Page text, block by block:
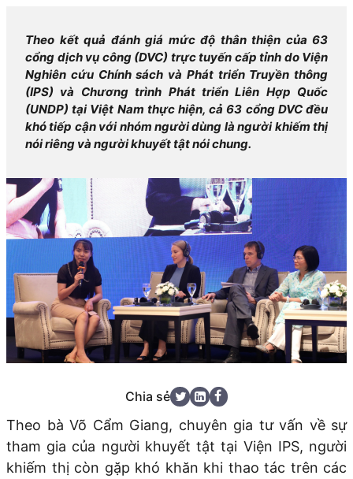
Theo kết quả đánh giá mức độ thân thiện của 63
cổng dịch vụ công (DVC) trực tuyến cấp tỉnh do Viện
Nghiên cứu Chính sách và Phát triển Truyền thông
(IPS) và Chương trình Phát triển Liên Hợp Quốc
(UNDP) tại Việt Nam thực hiện, cả 63 cổng DVC đều
khó tiếp cận với nhóm người dùng là người khiếm thị
nói riêng và người khuyết tật nói chung.
Chia sẻ
Theo bà Võ Cẩm Giang, chuyên gia tư vấn về sự
tham gia của người khuyết tật tại Viện IPS, người
khiếm thị còn gặp khó khăn khi thao tác trên các